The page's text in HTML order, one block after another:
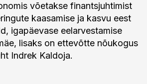
võetakse finantsjuhtimist
kaasamise ja kasvu eest
igapäevase eelarvestamise
lisaks on ettevõtte nõukogus
Indrek Kaldoja.